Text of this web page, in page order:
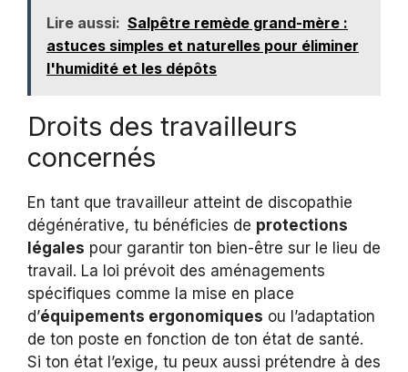
Lire aussi: Salpêtre remède grand-mère :
astuces simples et naturelles pour éliminer
l'humidité et les dépôts
Droits des travailleurs
concernés
En tant que travailleur atteint de discopathie
dégénérative, tu bénéficies de protections
légales pour garantir ton bien-être sur le lieu de
travail. La loi prévoit des aménagements
spécifiques comme la mise en place
d’équipements ergonomiques ou l’adaptation
de ton poste en fonction de ton état de santé.
Si ton état l’exige, tu peux aussi prétendre à des